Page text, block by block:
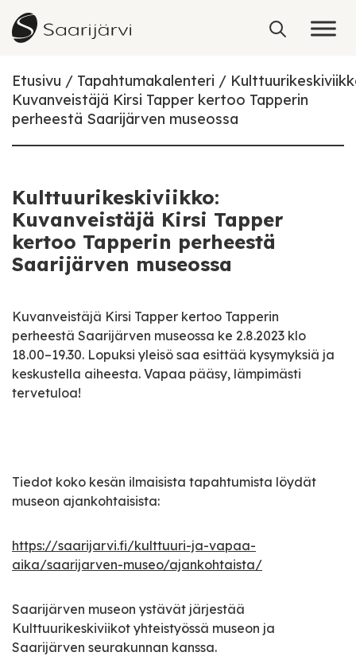
Skip to content
Etusivu Tapahtumakalenteri
Kuvanveistäjä Kirsi Tapper kertoo Tapperin
perheestä Saarijärven museossa
Kulttuurikeskiviikko:
Kuvanveistäjä Kirsi Tapper
kertoo Tapperin perheestä
Saarijärven museossa
Kuvanveistäjä Kirsi Tapper kertoo Tapperin
perheestä Saarijärven museossa ke 2.8.2023 klo
18.00–19.30. Lopuksi yleisö saa esittää kysymyksiä ja
keskustella aiheesta. Vapaa pääsy, lämpimästi
tervetuloa!
Tiedot koko kesän ilmaisista tapahtumista löydät
museon ajankohtaisista:
https://saarijarvi.fi/kulttuuri-ja-vapaa-
aika/saarijarven-museo/ajankohtaista/
Saarijärven museon ystävät järjestää
Kulttuurikeskiviikot yhteistyössä museon ja
Saarijärven seurakunnan kanssa.